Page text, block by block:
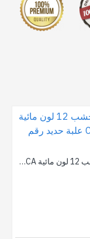
اقلام خشب 12 لون مائية CARIOCA علبة حديد رقم 42859